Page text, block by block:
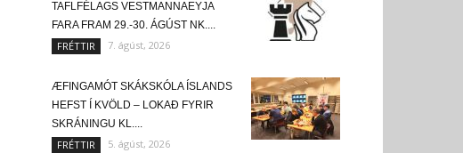
TAFLFÉLAGS VESTMANNAEYJA
FARA FRAM 29.-30. ÁGÚST NK....
FRÉTTIR 7. ágúst, 2026
ÆFINGAMÓT SKÁKSKÓLA ÍSLANDS
HEFST Í KVÖLD – LOKAÐ FYRIR
SKRÁNINGU KL....
FRÉTTIR 5. ágúst, 2026